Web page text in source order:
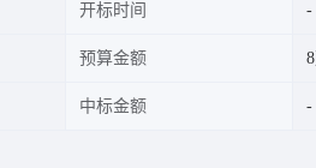
开标时间
预算金额
中标金额